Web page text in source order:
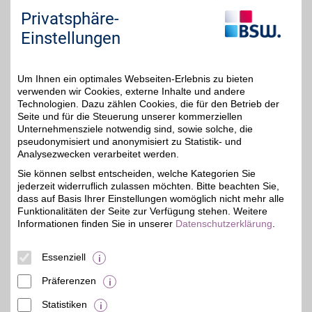
Zum Partnerprofil
bis zu 4%
Biggreensmile.de
Für eine umweltbewusste
Lebensweise: Bio-
zertifizierte
Drogerieartikel für die
ganze Familie und
natürliche
Reinigungsprodukte im
Onlineshop kaufen und
mit BSW-Vorteil sparen.
Zum Partnerprofil
BSW-Vorteil
ROSSMANN Gutschein
Privatsphäre-
Einstellungen
Um Ihnen ein optimales Webseiten-Erlebnis zu bieten
verwenden wir Cookies, externe Inhalte und andere
Technologien. Dazu zählen Cookies, die für den Betrieb der
Seite und für die Steuerung unserer kommerziellen
Unternehmensziele notwendig sind, sowie solche, die
pseudonymisiert und anonymisiert zu Statistik- und
Analysezwecken verarbeitet werden.
Sie können selbst entscheiden, welche Kategorien Sie
jederzeit widerruflich zulassen möchten. Bitte beachten Sie,
dass auf Basis Ihrer Einstellungen womöglich nicht mehr alle
Funktionalitäten der Seite zur Verfügung stehen. Weitere
Informationen finden Sie in unserer Datenschutzerklärung
Essenziell
Präferenzen
Statistiken